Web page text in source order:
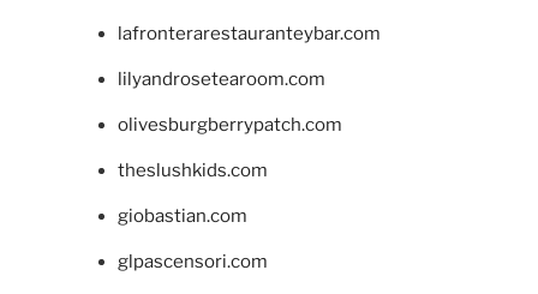
lafronterarestauranteybar.com
lilyandrosetearoom.com
olivesburgberrypatch.com
theslushkids.com
giobastian.com
glpascensori.com